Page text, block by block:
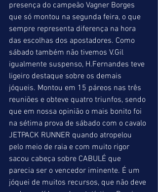
presença do campeão Vagner Borges
que só montou na segunda feira, o que
sempre representa diferença na hora
das escolhas dos apostadores. Como
sábado também não tivemos V.Gil
igualmente suspenso, H.Fernandes teve
ligeiro destaque sobre os demais
jóqueis. Montou em 15 páreos nas três
reuniões e obteve quatro triunfos, sendo
que em nossa opinião o mais bonito foi
na sétima prova de sábado com o cavalo
JETPACK RUNNER quando atropelou
pelo meio de raia e com muito rigor
sacou cabeça sobre CABULÉ que
parecia ser o vencedor iminente. É um
jóquei de muitos recursos, que não deve